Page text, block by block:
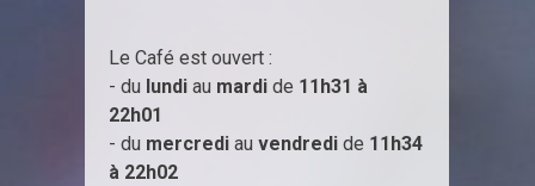
Le Café est ouvert :
- du lundi au mardi de 11h31 à
22h01
- du mercredi au vendredi de 11h34
à 22h02